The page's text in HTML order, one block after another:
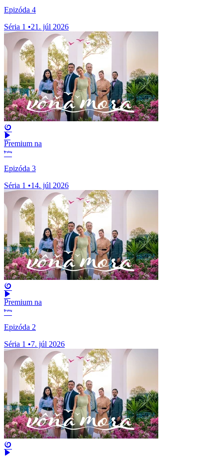
Epizóda 4
Séria 1 •21. júl 2026
Premium na
Epizóda 3
Séria 1 •14. júl 2026
Premium na
Epizóda 2
Séria 1 •7. júl 2026